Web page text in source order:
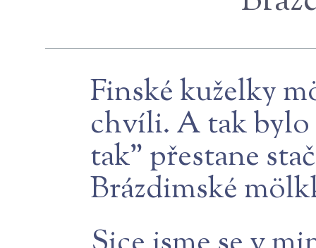
Finské kuželky
chvíli. A tak bylo
tak" přestane
Brázdimské